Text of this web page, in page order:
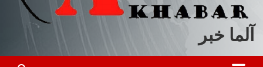
آلما خبر